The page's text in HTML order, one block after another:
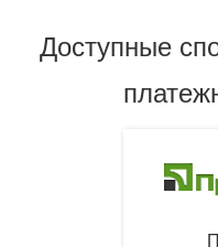
Доступные